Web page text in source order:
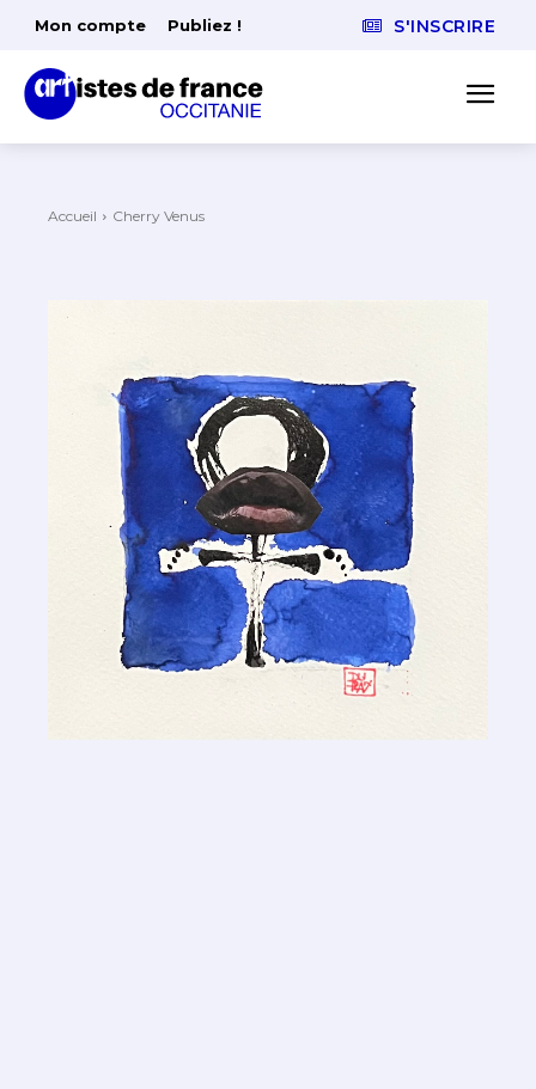
Mon compte Publiez ! S'INSCRIRE
Accueil Cherry Venus